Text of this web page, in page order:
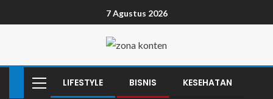
7 Agustus 2026
LIFESTYLE BISNIS KESEHATAN